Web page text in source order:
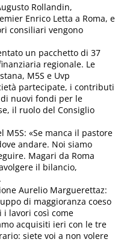
Rollandin,
Enrico Letta a Roma, e
consiliari vengono
un pacchetto di 37
regionale. Le
M5S e Uvp
partecipate, i contributi
nuovi fondi per le
il ruolo del Consiglio
M5S: «Se manca il pastore
andare. Noi siamo
Magari da Roma
il bilancio,
Aurelio Marguerettaz:
di maggioranza coeso
lavori così come
acquisiti ieri con le tre
siete voi a non volere